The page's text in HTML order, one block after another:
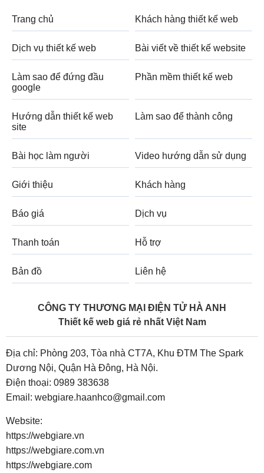
Trang chủ Khách hàng thiết kế web
Dịch vụ thiết kế web Bài viết về thiết kế website
Làm sao để đứng đầu
google
Phần mềm thiết kế web
Hướng dẫn thiết kế web
site
Làm sao để thành công
Bài học làm người Video hướng dẫn sử dụng
Giới thiệu Khách hàng
Báo giá Dịch vụ
Thanh toán Hỗ trợ
Bản đồ Liên hệ
CÔNG TY THƯƠNG MẠI ĐIỆN TỬ HÀ ANH
Thiết kế web giá rẻ nhất Việt Nam
Địa chỉ: Phòng 203, Tòa nhà CT7A, Khu ĐTM The Spark
Dương Nội, Quận Hà Đông, Hà Nội.
Điện thoại: 0989 383638
Email: webgiare.haanhco@gmail.com
Website:
https://webgiare.vn
https://webgiare.com.vn
https://webgiare.com